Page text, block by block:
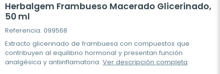
Herbalgem Frambueso Macerado Glicerinado,
50 ml
Referencia: 099568
Extracto glicerinado de frambuesa con compuestos que
contribuyen al equilibrio hormonal y presentan función
analgésica y antiinflamatoria. Ver descripción completa